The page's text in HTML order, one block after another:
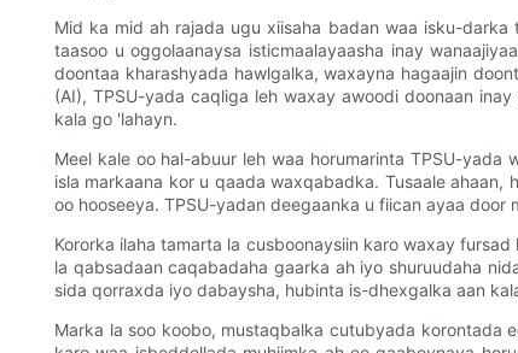
Mid ka mid ah rajada ugu xiisaha badan waa isku-darka
taasoo u oggolaanaysa isticmaalayaasha inay
doontaa kharashyada hawlgalka, waxayna hagaajin
(AI), TPSU-yada caqliga leh waxay awoodi doonaan
kala go 'lahayn.
Meel kale oo hal-abuur leh waa horumarinta TPSU-
isla markaana kor u qaada waxqabadka. Tusaale
oo hooseeya. TPSU-yadan deegaanka u fiican ayaa
Kororka ilaha tamarta la cusboonaysiin karo waxay
la qabsadaan caqabadaha gaarka ah iyo shuruudaha
sida qorraxda iyo dabaysha, hubinta is-dhexgalka aan
Marka la soo koobo, mustaqbalka cutubyada korontada